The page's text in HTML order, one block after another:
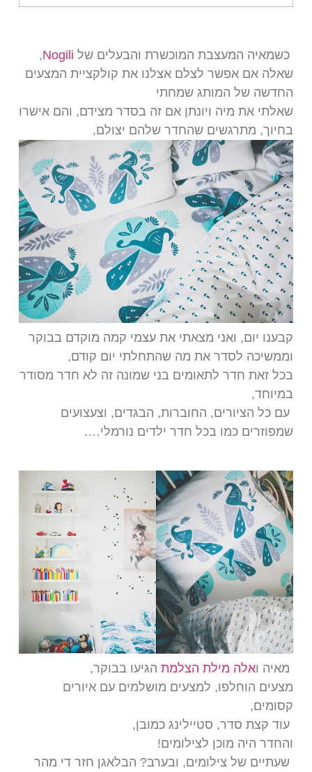
כשמאיה המעצבת המוכשרת והבעלים של Nogili
,
שאלה אם אפשר לצלם אצלנו את קולקציית המצעים
החדשה של המותג שמחתי
שאלתי את מיה ויונתן אם זה בסדר מצידם, והם אישרו
בחיוך, מתרגשים שהחדר שלהם יצולם,
קבענו יום, ואני מצאתי את עצמי קמה מוקדם בבוקר
וממשיכה לסדר את מה שהתחלתי יום קודם,
בכל זאת חדר לתאומים בני שמונה זה לא חדר מסודר
במיוחד,
עם כל הציורים, החוברות, הבגדים, וצעצועים
שמפוזרים כמו בכל חדר ילדים נורמלי….
מאיה ואלה מילת הצלמתהגיעו בבוקר,
מצעים הוחלפו, למצעים מושלמים עם איורים
קסומים,
עוד קצת סדר, סטיילינג כמובן,
והחדר היה מוכן לצילומים!
שעתיים של צילומים, ובערב? הבלאגן חזר די מהר